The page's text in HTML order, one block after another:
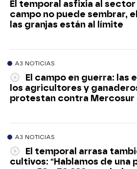
El temporal asfixia al sector
campo no puede sembrar,
las granjas están al límite
A3 NOTICIAS
El campo en guerra: las
los agricultores y
protestan contra Mercosur
A3 NOTICIAS
El temporal arrasa
cultivos: "Hablamos de una